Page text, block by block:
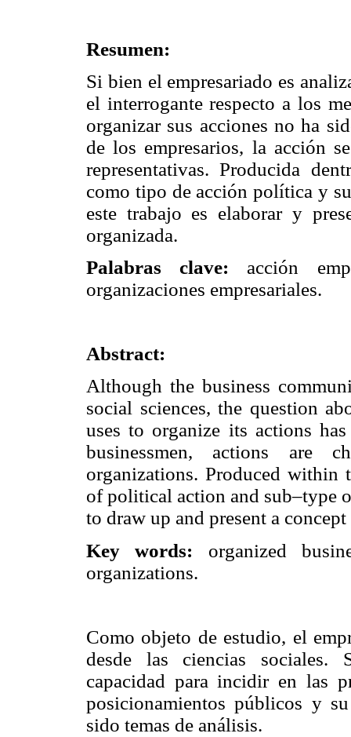
Resumen:
Si bien el empresariado es
el interrogante respecto a los
organizar sus acciones no ha
de los empresarios, la acción
representativas. Producida
como tipo de acción política y
este trabajo es elaborar y
organizada.
Palabras clave: acción
organizaciones empresariales.
Abstract:
Although the business
social sciences, the question
uses to organize its actions
businessmen, actions are
organizations. Produced within
of political action and sub–type
to draw up and present a
Key words: organized
organizations.
Como objeto de estudio, el
desde las ciencias sociales.
capacidad para incidir en las
posicionamientos públicos y
sido temas de análisis.